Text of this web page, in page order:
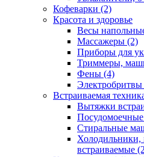
Кофеварки (2)
Красота и здоровье
Весы
Массажеры (2)
Приборы для
Триммеры,
Фены (4)
Электробритвы
Встраиваемая
Вытяжки
Стиральные
Холодильники,
встраиваемые